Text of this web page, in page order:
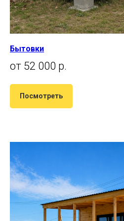
Бытовки
от 52 000 р.
Посмотреть